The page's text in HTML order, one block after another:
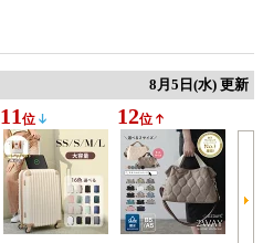
8月5日(水) 更新
11 位 12位